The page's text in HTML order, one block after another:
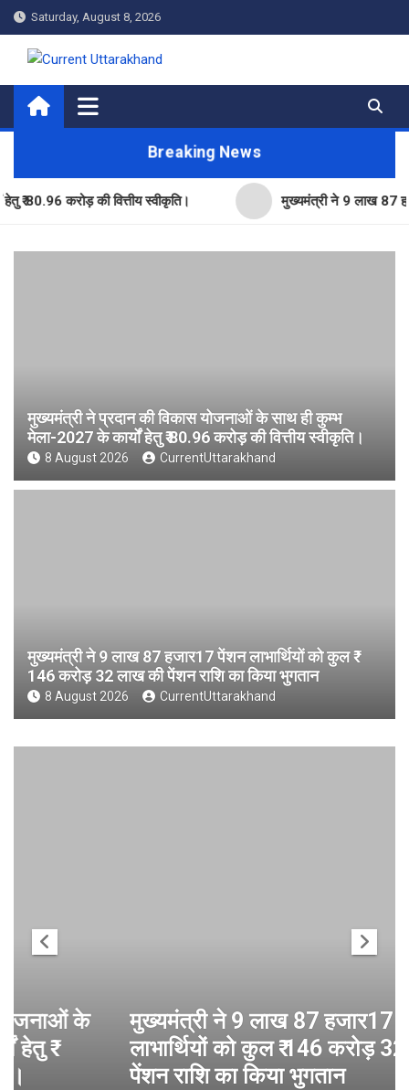
Skip
to
content
Saturday, August 8, 2026
Current Uttarakhand
Breaking News
करोड़ की वित्तीय स्वीकृति। मुख्यमंत्री ने 9 लाख 87 हजार17
मुख्यमंत्री ने प्रदान की विकास योजनाओं के साथ ही कुम्भ
मेला-2027 के कार्यों हेतु ₹ 80.96 करोड़ की वित्तीय स्वीकृति।
8 August 2026 CurrentUttarakhand
मुख्यमंत्री ने 9 लाख 87 हजार17 पेंशन लाभार्थियों को कुल ₹
146 करोड़ 32 लाख की पेंशन राशि का किया भुगतान
8 August 2026 CurrentUttarakhand
मुख्यमंत्री ने 9 लाख 87 हजार17 पेंशन
लाभार्थियों को कुल ₹ 146 करोड़ 32 लाख की
पेंशन राशि का किया भुगतान